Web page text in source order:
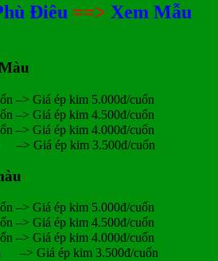
Điêu ==> Xem Mẫu
–> Giá ép kim 5.000đ/cuốn
–> Giá ép kim 4.500đ/cuốn
–> Giá ép kim 4.000đ/cuốn
–> Giá ép kim 3.500đ/cuốn
–> Giá ép kim 5.000đ/cuốn
–> Giá ép kim 4.500đ/cuốn
–> Giá ép kim 4.000đ/cuốn
–> Giá ép kim 3.500đ/cuốn